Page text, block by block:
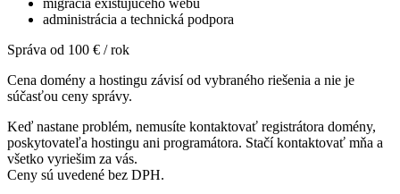
administrácia a technická podpora
Správa od 100 € / rok
Cena domény a hostingu závisí od vybraného riešenia a nie je
súčasťou ceny správy.
Keď nastane problém, nemusíte kontaktovať registrátora domény,
poskytovateľa hostingu ani programátora. Stačí kontaktovať mňa a
všetko vyriešim za vás.
Ceny sú uvedené bez DPH.